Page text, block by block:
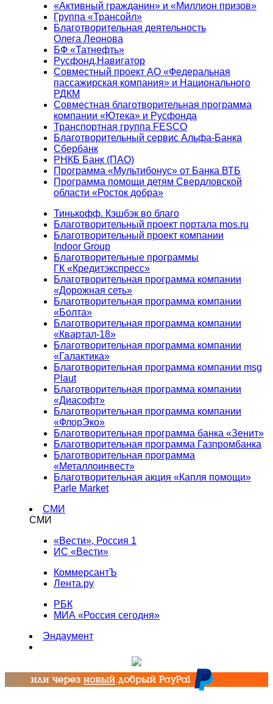
«Активный гражданин» и «Миллион призов»
Группа «Трансойл»
Благотворительная деятельность
Олега Леонова
БФ «Татнефть»
Русфонд.Навигатор
Совместный проект АО «Федеральная
пассажирская компания» и Национального
РДКМ
Совместная благотворительная программа
компании «Ютека» и Русфонда
Транспортная группа FESCO
Благотворительный сервис Альфа-Банка
Сбербанк
РНКБ Банк (ПАО)
Программа «Мультибонус» от Банка ВТБ
Программа помощи детям Свердловской
области «Росток добра»
Тинькофф. Кэшбэк во благо
Благотворительный проект портала mos.ru
Благотворительный проект компании
Indoor Group
Благотворительные программы
ГК «Кредитэкспресс»
Благотворительная программа компании
«Дорожная сеть»
Благотворительная программа компании
«Болта»
Благотворительная программа компании
«Квартал-18»
Благотворительная программа компании
«Галактика»
Благотворительная программа компании msg
Plaut
Благотворительная программа компании
«Диасофт»
Благотворительная программа компании
«ФлорЭко»
Благотворительная программа банка «Зенит»
Благотворительная программа Газпромбанка
Благотворительная программа
«Металлоинвест»
Благотворительная акция «Капля помощи»
Parle Market
СМИ
СМИ
«Вести», Россия 1
ИС «Вести»
КоммерсантЪ
Лента.ру
РБК
МИА «Россия сегодня»
Эндаумент